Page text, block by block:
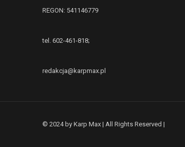
REGON: 541146779
tel. 602-461-818;
redakcja@karpmax.pl
© 2024 by Karp Max | All Rights Reserved |